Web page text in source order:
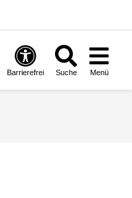
Barrierefrei Suche Menü